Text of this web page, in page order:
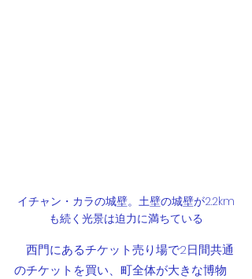
イチャン・カラの城壁。土壁の城壁が2.2km
も続く光景は迫力に満ちている
西門にあるチケット売り場で2日間共通
のチケットを買い、町全体が大きな博物